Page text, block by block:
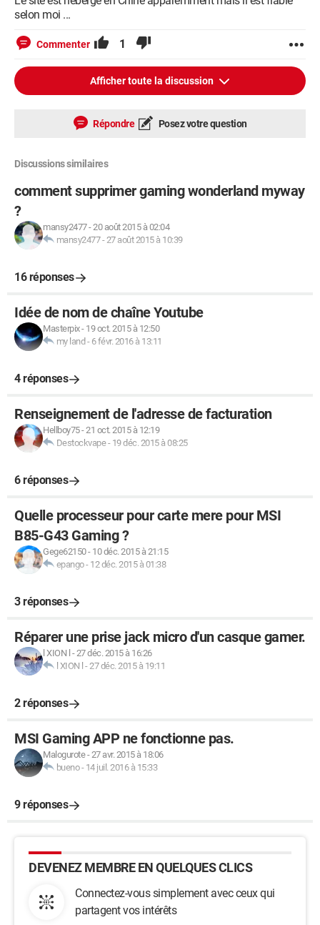
selon moi ...
Commenter 1
Afficher toute la discussion
Répondre Posez votre question
Discussions similaires
comment supprimer gaming wonderland myway
?
mansy2477-20 août 2015 à 02:04
mansy2477-27 août 2015 à 10:39
16 réponses
Idée de nom de chaîne Youtube
Masterpix- 19 oct. 2015 à 12:50
my land - 6 févr. 2016 à 13:11
4 réponses
Renseignement de l'adresse de facturation
Hellboy75-21 oct. 2015 à 12:19
Destockvape- 19 déc. 2015 à 08:25
6 réponses
Quelle processeur pour carte mere pour MSI
B85-G43 Gaming ?
Gege62150- 10 déc. 2015 à 21:15
epango- 12 déc. 2015 à 01:38
3 réponses
Réparer une prise jack micro d'un casque gamer.
l XION l -27 déc. 2015 à 16:26
l XION l -27 déc. 2015 à 19:11
2 réponses
MSI Gaming APP ne fonctionne pas.
Malogurote-27 avr. 2015 à 18:06
bueno- 14 juil. 2016 à 15:33
9 réponses
DEVENEZ MEMBRE EN QUELQUES CLICS
Connectez-vous simplement avec ceux qui
partagent vos intérêts